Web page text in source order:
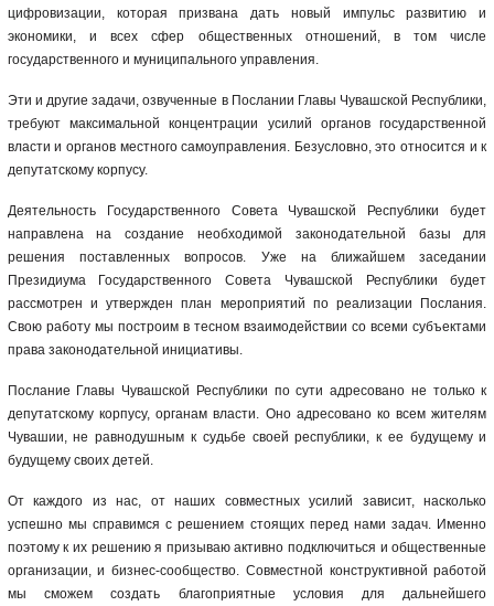
цифровизации, которая призвана дать новый импульс развитию и
экономики, и всех сфер общественных отношений, в том числе
государственного и муниципального управления.
Эти и другие задачи, озвученные в Послании Главы Чувашской Республики,
требуют максимальной концентрации усилий органов государственной
власти и органов местного самоуправления. Безусловно, это относится и к
депутатскому корпусу.
Деятельность Государственного Совета Чувашской Республики будет
направлена на создание необходимой законодательной базы для
решения поставленных вопросов. Уже на ближайшем заседании
Президиума Государственного Совета Чувашской Республики будет
рассмотрен и утвержден план мероприятий по реализации Послания.
Свою работу мы построим в тесном взаимодействии со всеми субъектами
права законодательной инициативы.
Послание Главы Чувашской Республики по сути адресовано не только к
депутатскому корпусу, органам власти. Оно адресовано ко всем жителям
Чувашии, не равнодушным к судьбе своей республики, к ее будущему и
будущему своих детей.
От каждого из нас, от наших совместных усилий зависит, насколько
успешно мы справимся с решением стоящих перед нами задач. Именно
поэтому к их решению я призываю активно подключиться и общественные
организации, и бизнес-сообщество. Совместной конструктивной работой
мы сможем создать благоприятные условия для дальнейшего